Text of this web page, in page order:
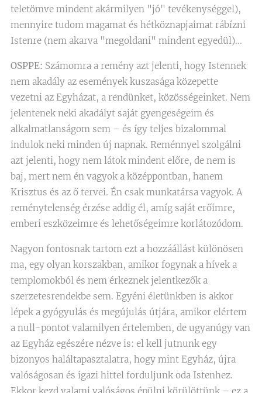
teletömve mindent akármilyen "jó" tevékenységgel),
mennyire tudom magamat és hétköznapjaimat rábízni
Istenre (nem akarva "megoldani" mindent egyedül)...
OSPPE: Számomra a remény azt jelenti, hogy Istennek
nem akadály az események kuszasága közepette
vezetni az Egyházat, a rendünket, közösségeinket. Nem
jelentenek neki akadályt saját gyengeségeim és
alkalmatlanságom sem – és így teljes bizalommal
indulok neki minden új napnak. Reménnyel szolgálni
azt jelenti, hogy nem látok mindent előre, de nem is
baj, mert nem én vagyok a középpontban, hanem
Krisztus és az ő tervei. Én csak munkatársa vagyok. A
reménytelenség érzése addig él, amíg saját erőimre,
emberi eszközeimre és lehetőségeimre korlátozódom.
Nagyon fontosnak tartom ezt a hozzáállást különösen
ma, egy olyan korszakban, amikor fogynak a hívek a
templomokból és nem érkeznek jelentkezők a
szerzetesrendekbe sem. Egyéni életünkben is akkor
lépek a gyógyulás és megújulás útjára, amikor elértem
a null-pontot valamilyen értelemben, de ugyanúgy van
az Egyház egészére nézve is: el kell jutnunk egy
bizonyos haláltapasztalatra, hogy mint Egyház, újra
valóságosan és igazi hittel forduljunk oda Istenhez.